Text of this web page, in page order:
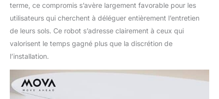
terme, ce compromis s’avère largement favorable pour les
utilisateurs qui cherchent à déléguer entièrement l’entretien
de leurs sols. Ce robot s’adresse clairement à ceux qui
valorisent le temps gagné plus que la discrétion de
l’installation.